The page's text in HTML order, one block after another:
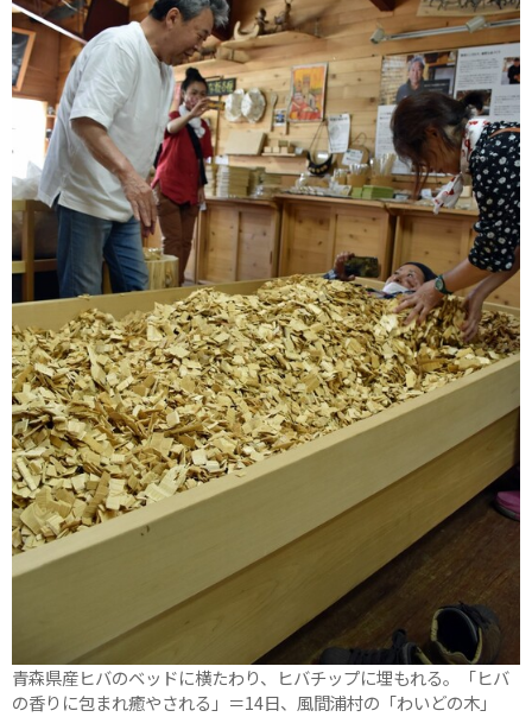
青森県産ヒバのベッドに横たわり、ヒバチップに埋もれる。「ヒバ
の香りに包まれ癒やされる」＝14日、風間浦村の「わいどの木」